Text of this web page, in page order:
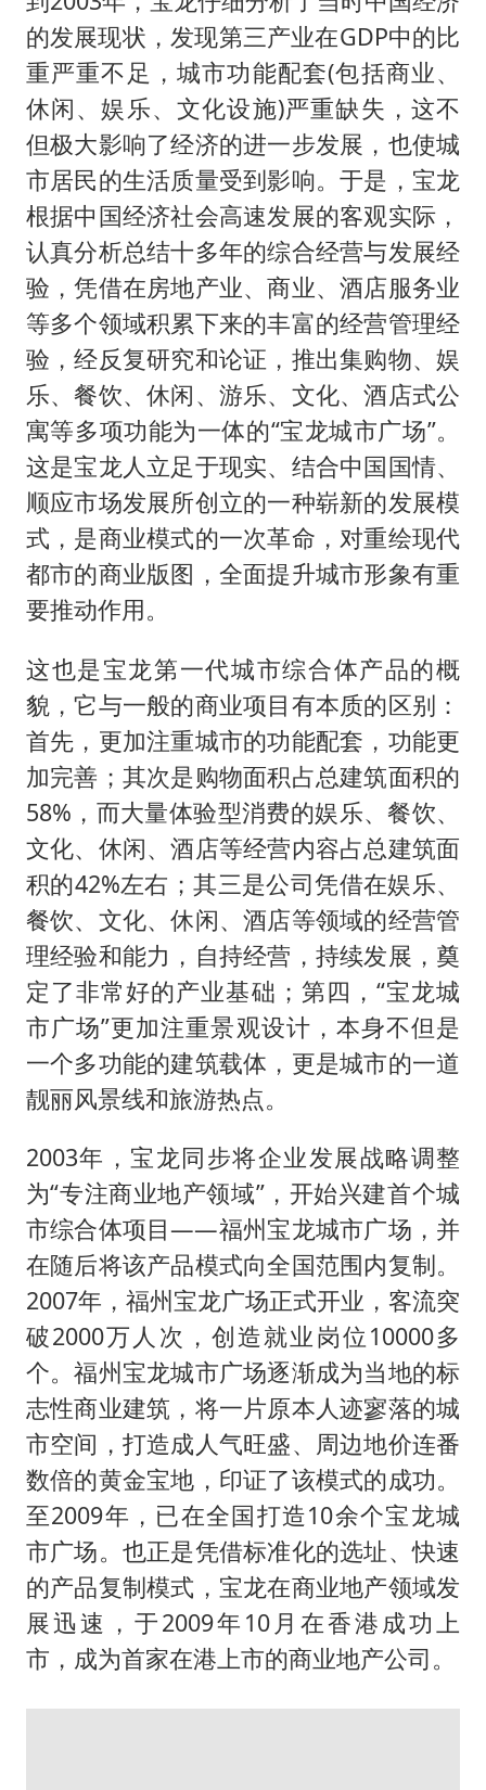
的发展现状，发现第三产业在GDP中的比
重严重不足，城市功能配套(包括商业、
休闲、娱乐、文化设施)严重缺失，这不
但极大影响了经济的进一步发展，也使城
市居民的生活质量受到影响。于是，宝龙
根据中国经济社会高速发展的客观实际，
认真分析总结十多年的综合经营与发展经
验，凭借在房地产业、商业、酒店服务业
等多个领域积累下来的丰富的经营管理经
验，经反复研究和论证，推出集购物、娱
乐、餐饮、休闲、游乐、文化、酒店式公
寓等多项功能为一体的“宝龙城市广场”。
这是宝龙人立足于现实、结合中国国情、
顺应市场发展所创立的一种崭新的发展模
式，是商业模式的一次革命，对重绘现代
都市的商业版图，全面提升城市形象有重
要推动作用。
这也是宝龙第一代城市综合体产品的概
貌，它与一般的商业项目有本质的区别：
首先，更加注重城市的功能配套，功能更
加完善；其次是购物面积占总建筑面积的
58%，而大量体验型消费的娱乐、餐饮、
文化、休闲、酒店等经营内容占总建筑面
积的42%左右；其三是公司凭借在娱乐、
餐饮、文化、休闲、酒店等领域的经营管
理经验和能力，自持经营，持续发展，奠
定了非常好的产业基础；第四，“宝龙城
市广场”更加注重景观设计，本身不但是
一个多功能的建筑载体，更是城市的一道
靓丽风景线和旅游热点。
2003年，宝龙同步将企业发展战略调整
为“专注商业地产领域”，开始兴建首个城
市综合体项目——福州宝龙城市广场，并
在随后将该产品模式向全国范围内复制。
2007年，福州宝龙广场正式开业，客流突
破2000万人次，创造就业岗位10000多
个。福州宝龙城市广场逐渐成为当地的标
志性商业建筑，将一片原本人迹寥落的城
市空间，打造成人气旺盛、周边地价连番
数倍的黄金宝地，印证了该模式的成功。
至2009年，已在全国打造10余个宝龙城
市广场。也正是凭借标准化的选址、快速
的产品复制模式，宝龙在商业地产领域发
展迅速，于2009年10月在香港成功上
市，成为首家在港上市的商业地产公司。